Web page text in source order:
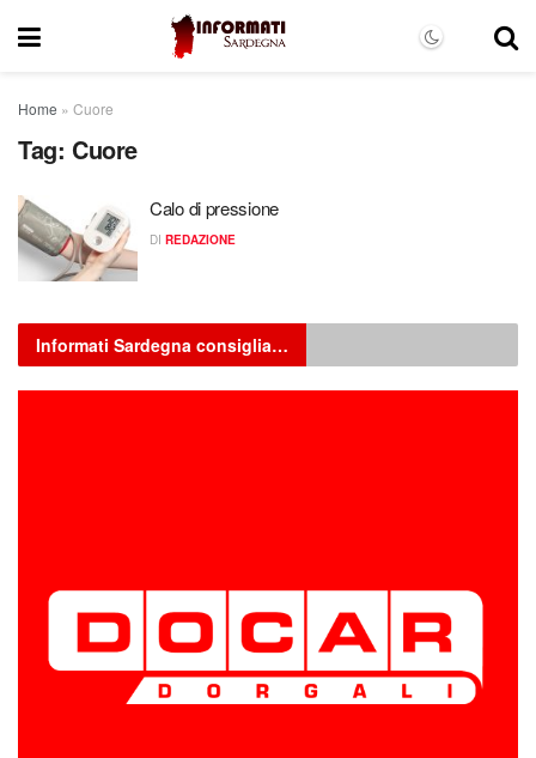
Home » Cuore
Tag: Cuore
Calo di pressione
DI REDAZIONE
Informati Sardegna consiglia…